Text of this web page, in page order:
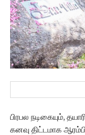
பிரபல நடிகையும்,
கனவு திட்டமாக